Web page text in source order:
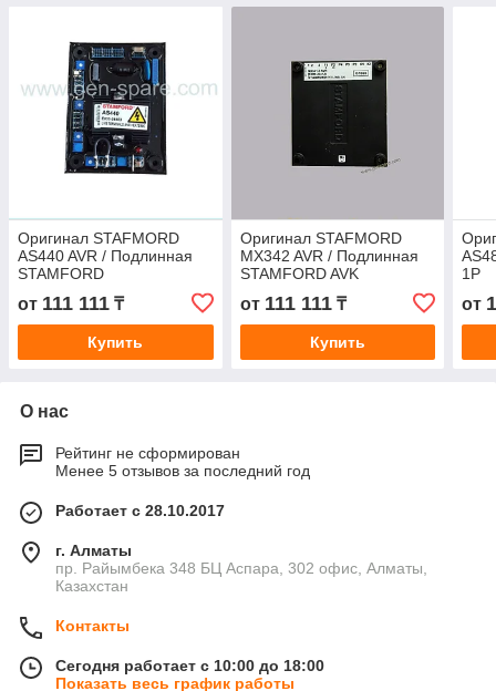
Оригинал STAFMORD
AS440 AVR / Подлинная
STAMFORD
Автоматический регулятор
напряжения AS440 (E000-
24403 / 1P)
от 111 111 ₸
Купить
Оригинал STAFMORD
MX342 AVR / Подлинная
STAMFORD AVK
Автоматический регулятор
напряжения MX342
(E000-23422 / 1
от 111 111₸
Купить
1P
от
О нас
Рейтинг не сформирован
Менее 5 отзывов за последний год
Работает с 28.10.2017
г. Алматы
пр. Райымбека 348 БЦ Аспара, 302 офис, Алматы,
Казахстан
Контакты
Сегодня работает с 10:00 до 18:00
Показать весь график работы